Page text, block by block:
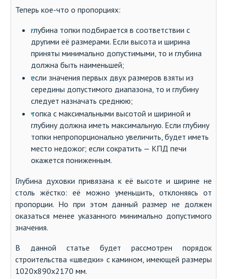
Теперь кое-что о пропорциях:
глубина топки подбирается в соответствии с
другими её размерами. Если высота и ширина
приняты минимально допустимыми, то и глубина
должна быть наименьшей;
если значения первых двух размеров взяты из
середины допустимого диапазона, то и глубину
следует назначать среднюю;
топка с максимальными высотой и шириной и
глубину должна иметь максимальную. Если глубину
топки непропорционально увеличить, будет иметь
место недожог; если сократить — КПД печи
окажется пониженным.
Глубина духовки привязана к её высоте и ширине не
столь жёстко: её можно уменьшить, отклоняясь от
пропорции. Но при этом данный размер не должен
оказаться менее указанного минимально допустимого
значения.
В данной статье будет рассмотрен порядок
строительства «шведки» с камином, имеющей размеры
1020х890х2170 мм.